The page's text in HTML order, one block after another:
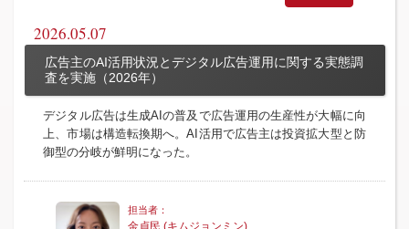
2026.05.07
広告主のAI活用状況とデジタル広告運用に関する実態調
査を実施（2026年）
デジタル広告は生成AIの普及で広告運用の生産性が大幅に向
上、市場は構造転換期へ。AI活用で広告主は投資拡大型と防
御型の分岐が鮮明になった。
金貞民 (キムジョンミン)